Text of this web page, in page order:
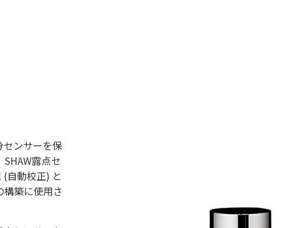
センサーを保
露点セ
自動校正) と
構築に使用さ